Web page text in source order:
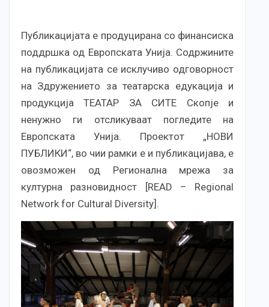
Публикацијата е продуцирана со финансиска
поддршка од Европската Унија. Содржините
на публикацијата се исклучиво одговорност
на Здружението за театарска едукација и
продукција ТЕАТАР ЗА СИТЕ Скопје и
ненужно ги отсликуваат погледите на
Европската Унија. Проектот „НОВИ
ПУБЛИКИ“, во чии рамки е и публикацијава, е
овозможен од Регионална мрежа за
културна разновидност [READ – Regional
Network for Cultural Diversity].